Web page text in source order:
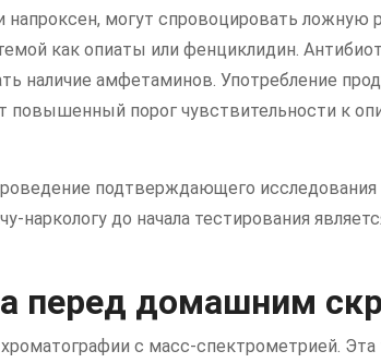
могут спровоцировать ложную
как опиаты или фенциклидин.
наличие амфетаминов. Употребление
порог чувствительности к
подтверждающего исследования
до начала тестирования
перед домашним
с масс-спектрометрией. Эта